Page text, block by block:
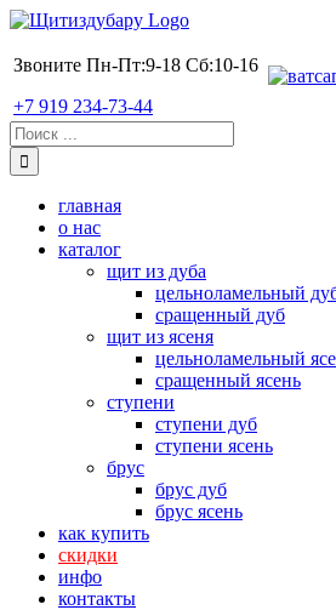
Skip
content
Звоните Пн-Пт:9-18 Сб:10-16
+7 919 234-73-44
Поиск:
главная
о нас
каталог
щит из дуба
цельноламельный
сращенный дуб
щит из ясеня
цельноламельный
сращенный ясень
ступени
ступени дуб
ступени ясень
брус
брус дуб
брус ясень
как купить
скидки
инфо
контакты